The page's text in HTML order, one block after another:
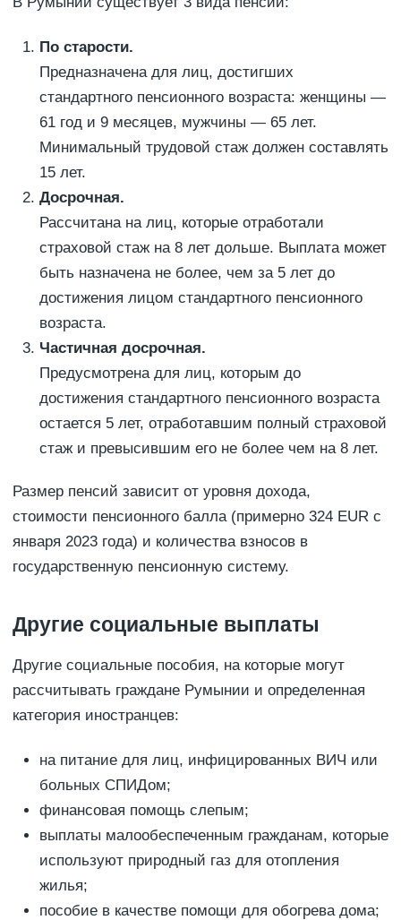
По старости.
Предназначена для лиц, достигших
стандартного пенсионного возраста: женщины —
61 год и 9 месяцев, мужчины — 65 лет.
Минимальный трудовой стаж должен составлять
15 лет.
Досрочная.
Рассчитана на лиц, которые отработали
страховой стаж на 8 лет дольше. Выплата может
быть назначена не более, чем за 5 лет до
достижения лицом стандартного пенсионного
возраста.
Частичная досрочная.
Предусмотрена для лиц, которым до
достижения стандартного пенсионного возраста
остается 5 лет, отработавшим полный страховой
стаж и превысившим его не более чем на 8 лет.
Размер пенсий зависит от уровня дохода,
стоимости пенсионного балла (примерно 324 EUR с
января 2023 года) и количества взносов в
государственную пенсионную систему.
Другие социальные выплаты
Другие социальные пособия, на которые могут
рассчитывать граждане Румынии и определенная
категория иностранцев:
на питание для лиц, инфицированных ВИЧ или
больных СПИДом;
финансовая помощь слепым;
выплаты малообеспеченным гражданам, которые
используют природный газ для отопления
жилья;
пособие в качестве помощи для обогрева дома;